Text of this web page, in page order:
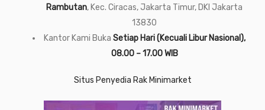
Rambutan, Kec. Ciracas, Jakarta Timur, DKI Jakarta
13830
Kantor Kami Buka Setiap Hari (Kecuali Libur Nasional),
08.00 – 17.00 WIB
Situs Penyedia Rak Minimarket